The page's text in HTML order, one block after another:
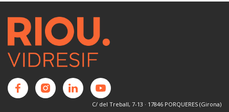
C/ del Treball, 7-13 · 17846 PORQUERES (Girona)